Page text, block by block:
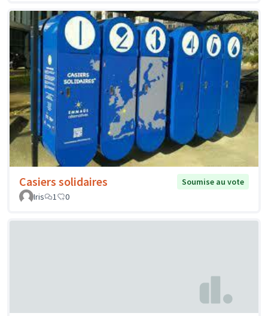
Casiers solidaires
Soumise au vote
Iris
1 0